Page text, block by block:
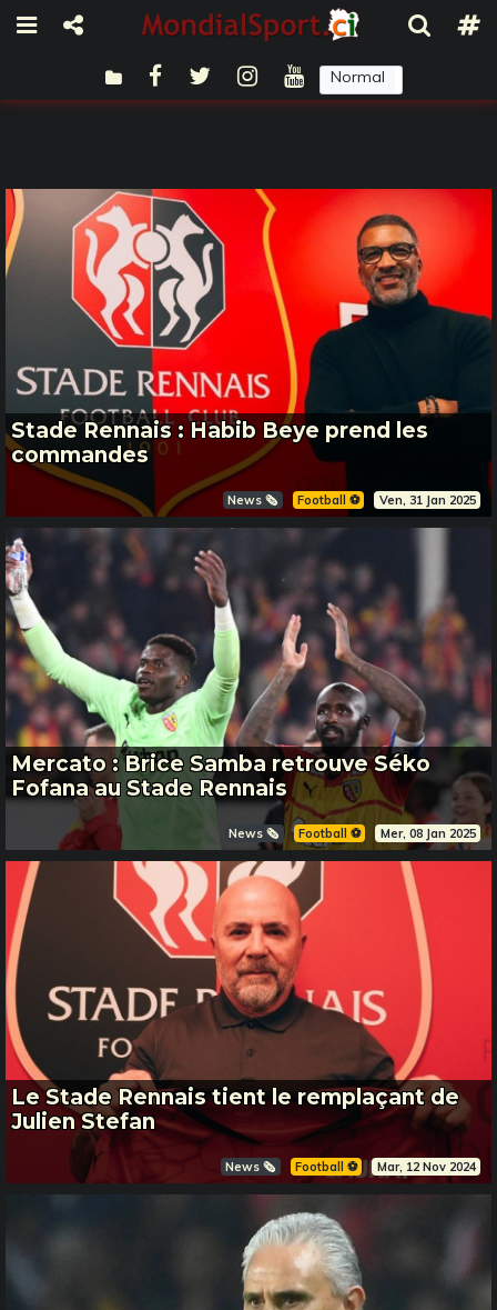
Normal
Stade Rennais : Habib Beye prend les
commandes
News 🗞️ Football ⚽️ Ven, 31 Jan 2025
Mercato : Brice Samba retrouve Séko
Fofana au Stade Rennais
News 🗞️ Football ⚽️ Mer, 08 Jan 2025
Le Stade Rennais tient le remplaçant de
Julien Stefan
News 🗞️ Football ⚽️ Mar, 12 Nov 2024